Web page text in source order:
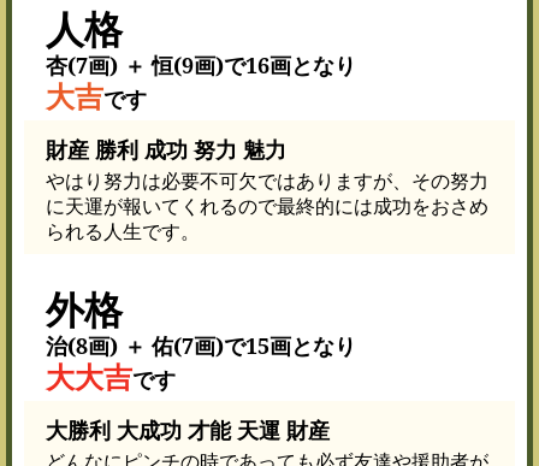
人格
杏(7画) ＋ 恒(9画)で16画となり
大吉です
財産 勝利 成功 努力 魅力
やはり努力は必要不可欠ではありますが、その努力
に天運が報いてくれるので最終的には成功をおさめ
られる人生です。
外格
治(8画) ＋ 佑(7画)で15画となり
大大吉です
大勝利 大成功 才能 天運 財産